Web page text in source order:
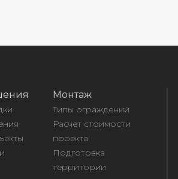
Монтаж
Типы ограждений
Расчет стоимости
проекта
Подготовка
территории